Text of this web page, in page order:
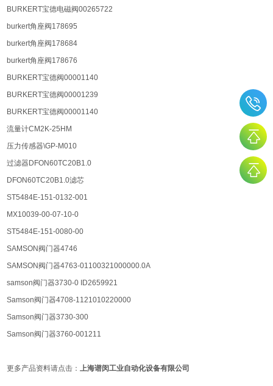
BURKERT宝德电磁阀00265722
burkert角座阀178695
burkert角座阀178684
burkert角座阀178676
BURKERT宝德阀00001140
BURKERT宝德阀00001239
BURKERT宝德阀00001140
流量计CM2K-25HM
压力传感器\GP-M010
过滤器DFON60TC20B1.0
DFON60TC20B1.0滤芯
ST5484E-151-0132-001
MX10039-00-07-10-0
ST5484E-151-0080-00
SAMSON阀门器4746
SAMSON阀门器4763-01100321000000.0A
samson阀门器3730-0 ID2659921
Samson阀门器4708-1121010220000
Samson阀门器3730-300
Samson阀门器3760-001211
更多产品资料请点击：上海谱闵⼯业⾃动化设备有限公司